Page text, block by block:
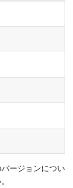
ージョンについ